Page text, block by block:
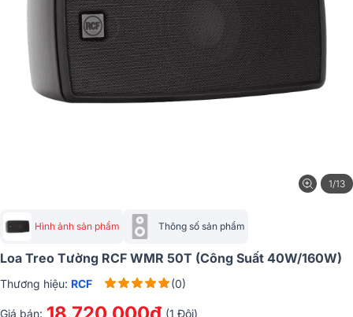
1/13
Hình ảnh sản phẩm Thông số sản phẩm
Loa Treo Tường RCF WMR 50T (Công Suất 40W/160W)
Thương hiệu: RCF (0)
Giá bán: (1 Đôi)